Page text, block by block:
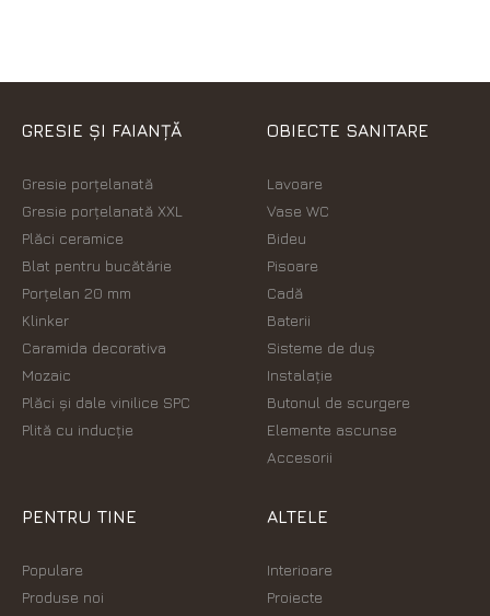
GRESIE ȘI FAIANȚĂ
Gresie porțelanată
Gresie porțelanată XXL
Plăci ceramice
Blat pentru bucătărie
Porțelan 20 mm
Klinker
Caramida decorativa
Mozaic
Plăci şi dale vinilice SPC
Plită cu inducție
OBIECTE SANITARE
Lavoare
Vase WC
Bideu
Pisoare
Cadă
Baterii
Sisteme de duș
Instalație
Butonul de scurgere
Elemente ascunse
Accesorii
PENTRU TINE
Populare
Produse noi
ALTELE
Interioare
Proiecte